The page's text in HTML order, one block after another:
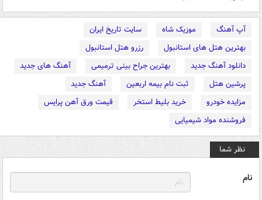
آپ آهنگ موزیک شاه
سایت تاریخ ایران
بهترین هتل های استانبول
رزرو هتل استانبول
دانلود آهنگ جدید
بهترین جراح بینی ترمیمی
آهنگ های جدید
پرشین هتل
ثبت نام بیمه اربعین
آهنگ جدید
مزایده خودرو
خرید بلیط استخر
قیمت ورق آهن پرایس
فروشنده مواد شیمیایی
نظر شما
نام